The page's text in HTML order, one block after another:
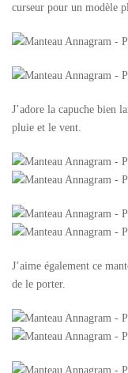
curseur pour un modèle
J’adore la capuche bien
pluie et le vent.
J’aime également ce
de le porter.